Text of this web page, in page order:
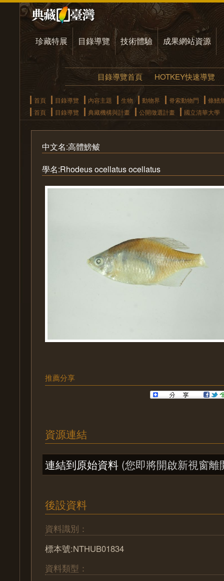
珍藏特展 目錄導覽 技術體驗 成果網站資源
目錄導覽首頁 HOTKEY快速導覽
首頁 目錄導覽 內容主題 生物 動物界 脊索動物門
條鰭
首頁
目錄導覽 典藏機構與計畫 公開徵選計畫 國立清華大學
中文名:高體鰟鲏
學名:Rhodeus ocellatus ocellatus
推薦分享
資源連結
連結到原始資料 (您即將開啟新視窗離
後設資料
資料識別：
標本號:NTHUB01834
資料類型：